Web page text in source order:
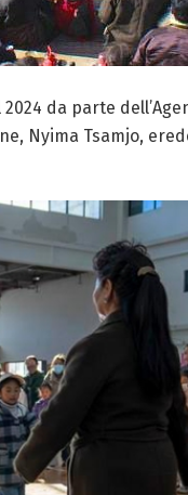
da parte
Nyima Tsamjo,